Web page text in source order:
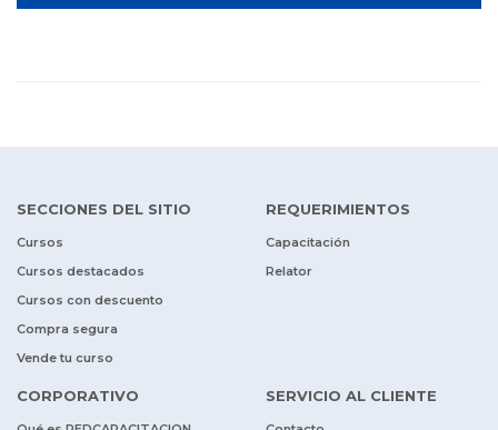
SECCIONES DEL SITIO
Cursos
Cursos destacados
Cursos con descuento
Compra segura
Vende tu curso
REQUERIMIENTOS
Capacitación
Relator
CORPORATIVO SERVICIO AL CLIENTE